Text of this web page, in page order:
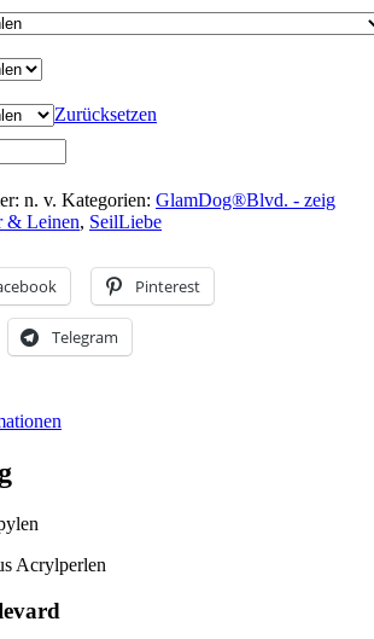
Zurücksetzen
n. v. Kategorien: GlamDog®Blvd. - zeig
& Leinen, SeilLiebe
Pinterest
Telegram
Acrylperlen